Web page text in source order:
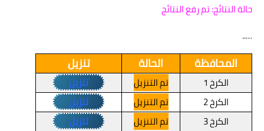
حالة النتائج: تم رفع النتائج
…..
المحافظة الحالة تنزيل
الكرخ 1 تم التنزيل تنزيل
الكرخ 2 تم التنزيل تنزيل
الكرخ 3 تم التنزيل تنزيل